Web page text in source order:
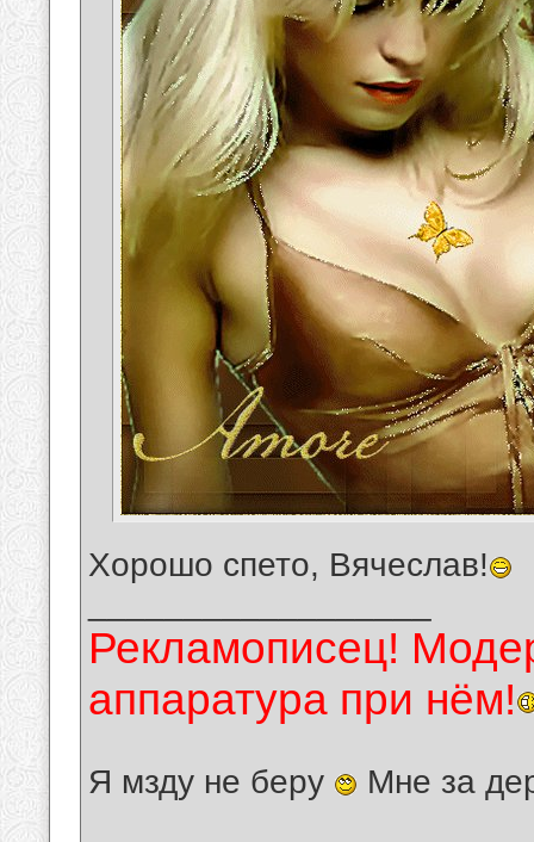
Хорошо спето, Вячеслав!
Рекламописец!
аппаратура при нём!
Я мзду не беру Мне за